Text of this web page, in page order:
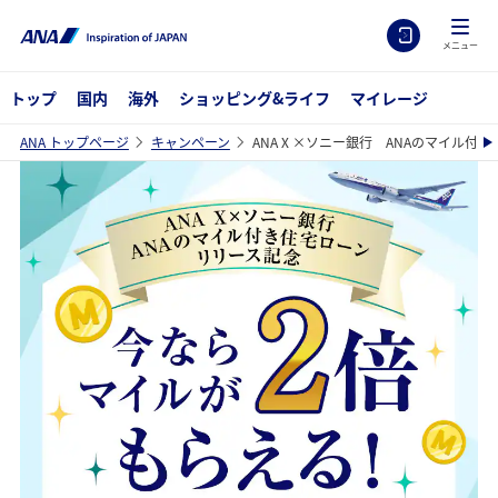
メニュー
トップ 国内 海外 ショッピング&ライフ マイレージ
ANA トップページ キャンペーン ANA X ×ソニー銀行 ANAのマイル付き